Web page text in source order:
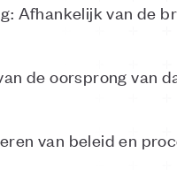
Afhankelijk van de
de oorsprong van
van beleid en